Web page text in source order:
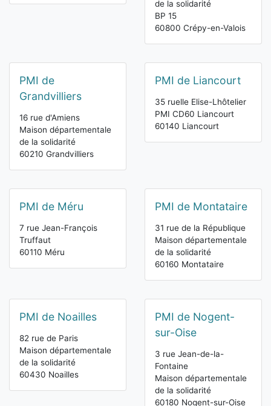
de la solidarité
BP 15
60800 Crépy-en-Valois
PMI de
Grandvilliers
16 rue d'Amiens
Maison départementale
de la solidarité
60210 Grandvilliers
PMI de Liancourt
35 ruelle Elise-Lhôtelier
PMI CD60 Liancourt
60140 Liancourt
PMI de Méru
7 rue Jean-François
Truffaut
60110 Méru
PMI de Montataire
31 rue de la République
Maison départementale
de la solidarité
60160 Montataire
PMI de Noailles
82 rue de Paris
Maison départementale
de la solidarité
60430 Noailles
PMI de Nogent-
sur-Oise
3 rue Jean-de-la-
Fontaine
Maison départementale
de la solidarité
60180 Nogent-sur-Oise